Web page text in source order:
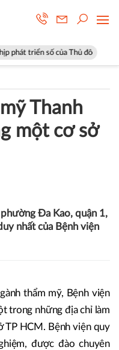
Thủ đô Góp ý sửa
Thanh
một cơ sở
Đa Kao, quận 1,
nhất của Bệnh viện
thẩm mỹ, Bệnh viện
trong những địa chỉ làm
TP HCM. Bệnh viện quy
được đào chuyên